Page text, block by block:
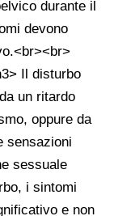
durante il
devono
Il disturbo
un ritardo
oppure da
sensazioni
sessuale
i sintomi
e non